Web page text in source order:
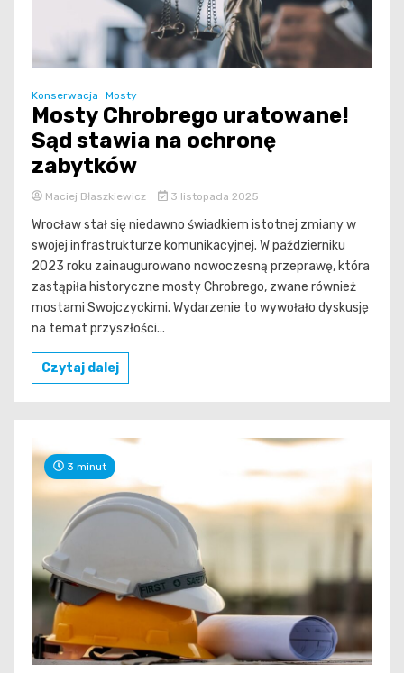
Konserwacja Mosty
Mosty Chrobrego uratowane!
Sąd stawia na ochronę
zabytków
Maciej Błaszkiewicz 3 listopada 2025
Wrocław stał się niedawno świadkiem istotnej zmiany w
swojej infrastrukturze komunikacyjnej. W październiku
2023 roku zainaugurowano nowoczesną przeprawę, która
zastąpiła historyczne mosty Chrobrego, zwane również
mostami Swojczyckimi. Wydarzenie to wywołało dyskusję
na temat przyszłości...
Czytaj dalej
3 minut